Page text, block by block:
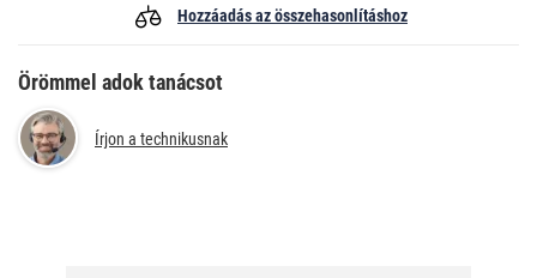
Hozzáadás az összehasonlításhoz
Örömmel adok tanácsot
Írjon a technikusnak